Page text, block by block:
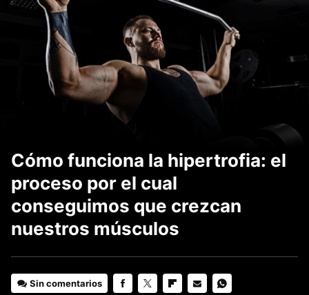
Cómo funciona la hipertrofia: el
proceso por el cual
conseguimos que crezcan
nuestros músculos
Sin comentarios